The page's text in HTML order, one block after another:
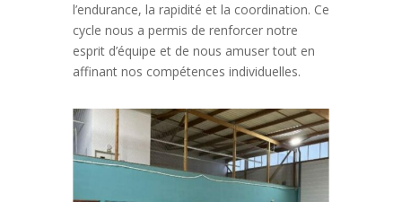
l’endurance, la rapidité et la coordination. Ce
cycle nous a permis de renforcer notre
esprit d’équipe et de nous amuser tout en
affinant nos compétences individuelles.